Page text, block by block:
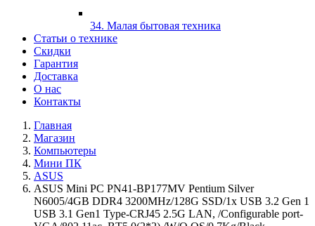
34. Малая бытовая техника
Статьи о технике
Скидки
Гарантия
Доставка
О нас
Контакты
Главная
Магазин
Компьютеры
Мини ПК
ASUS
ASUS Mini PC PN41-BP177MV Pentium Silver
N6005/4GB DDR4 3200MHz/128G SSD/1x USB 3.2 Gen 1
USB 3.1 Gen1 Type-CRJ45 2.5G LAN, /Configurable port-